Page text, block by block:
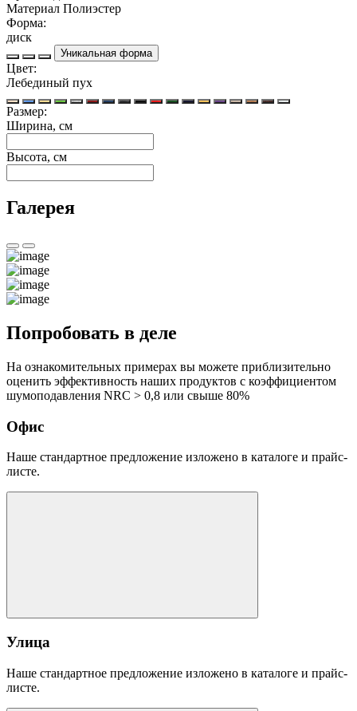
Материал Полиэстер
Форма:
диск
Уникальная форма
Цвет:
Лебединый пух
Размер:
Ширина, см
Высота, см
Галерея
Попробовать в деле
На ознакомительных примерах вы можете приблизительно
оценить эффективность наших продуктов с коэффициентом
шумоподавления NRC > 0,8 или свыше 80%
Офис
Наше стандартное предложение изложено в каталоге и прайс-
листе.
Улица
Наше стандартное предложение изложено в каталоге и прайс-
листе.